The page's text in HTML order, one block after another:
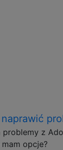
problemy z
mam opcje?